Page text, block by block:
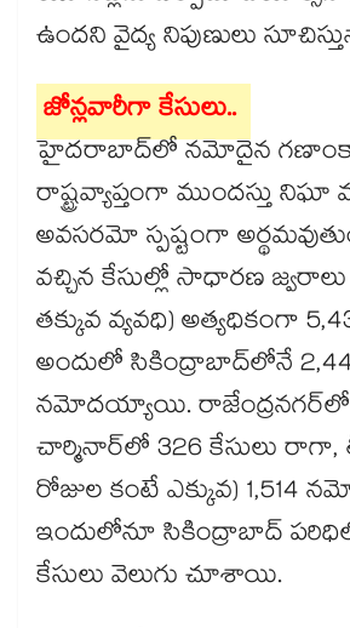
ఉందని వైద్య నిపుణులు
జోన్లవారీగా కేసులు..
హైదరాబాద్‌‌‌‌‌‌‌‌లో నమోదైన
రాష్ట్రవ్యాప్తంగా ముందస్తు నిఘా
అవసరమో స్పష్టంగా
వచ్చిన కేసుల్లో సాధారణ
తక్కువ వ్యవధి) అత్యధికంగా
అందులో సికింద్రాబాద్‌‌‌‌‌‌‌‌లోనే
నమోదయ్యాయి. రాజేంద్రనగర్‌‌‌‌‌‌‌‌లో
చార్మినార్‌‌‌‌‌‌‌‌లో 326 కేసులు రాగా,
రోజుల కంటే ఎక్కువ)
ఇందులోనూ సికింద్రాబాద్
కేసులు వెలుగు చూశాయి.